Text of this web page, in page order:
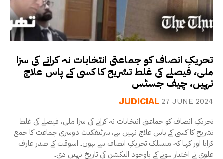
تحریکِ انصاف کو جماعتی انتخابات نہ کرانے کی سزا
ملی، فیصلے کی غلط تشریح کا کسی کے پاس علاج
نہیں، چیف جسٹس
JUDICIAL 27 JUNE 2024
تحریکِ انصاف کو جماعتی انتخابات نہ کرانے کی سزا ملی، فیصلے کی غلط
تشریح کا کسی کے پاس علاج نہیں ہے، سرٹیفکیٹ دوسری جماعت کا جمع
کرایا اور کہا کہ منسلک تحریکِ انصاف سے ہوں۔ اسوقت کے صدر عارف
علوی نے اختیار ہونے کے باوجود الیکشن کی تاریخ نہیں دی۔